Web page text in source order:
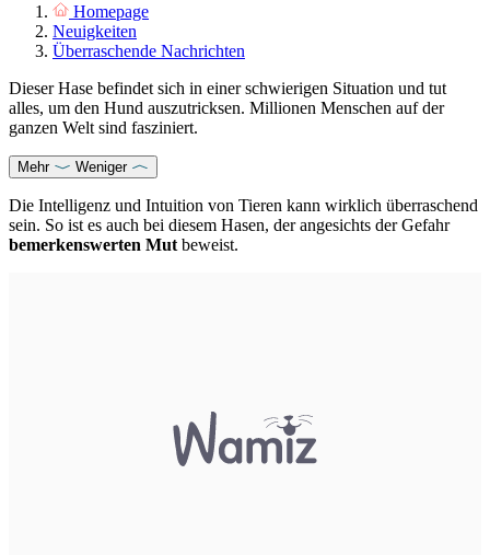
Homepage
Neuigkeiten
Überraschende Nachrichten
Dieser Hase befindet sich in einer schwierigen Situation und tut
alles, um den Hund auszutricksen. Millionen Menschen auf der
ganzen Welt sind fasziniert.
Mehr Weniger
Die Intelligenz und Intuition von Tieren kann wirklich überraschend
sein. So ist es auch bei diesem Hasen, der angesichts der Gefahr
bemerkenswerten Mut beweist.